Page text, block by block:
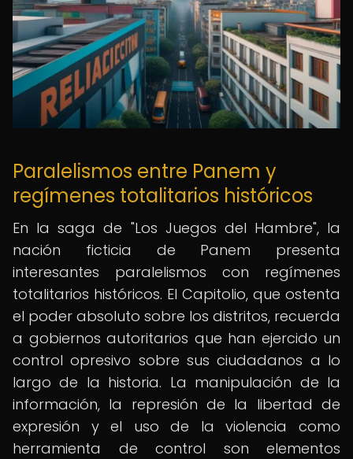
Paralelismos entre Panem y
regímenes totalitarios históricos
En la saga de "Los Juegos del Hambre", la
nación ficticia de Panem presenta
interesantes paralelismos con regímenes
totalitarios históricos. El Capitolio, que ostenta
el poder absoluto sobre los distritos, recuerda
a gobiernos autoritarios que han ejercido un
control opresivo sobre sus ciudadanos a lo
largo de la historia. La manipulación de la
información, la represión de la libertad de
expresión y el uso de la violencia como
herramienta de control son elementos